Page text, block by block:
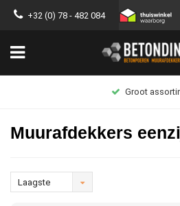
+32 (0) 78 - 482 084
Groot
Muurafdekkers
Laagste